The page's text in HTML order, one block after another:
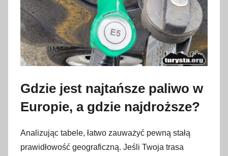
Gdzie jest najtańsze paliwo w
Europie, a gdzie najdroższe?
Analizując tabele, łatwo zauważyć pewną stałą
prawidłowość geograficzną. Jeśli Twoja trasa